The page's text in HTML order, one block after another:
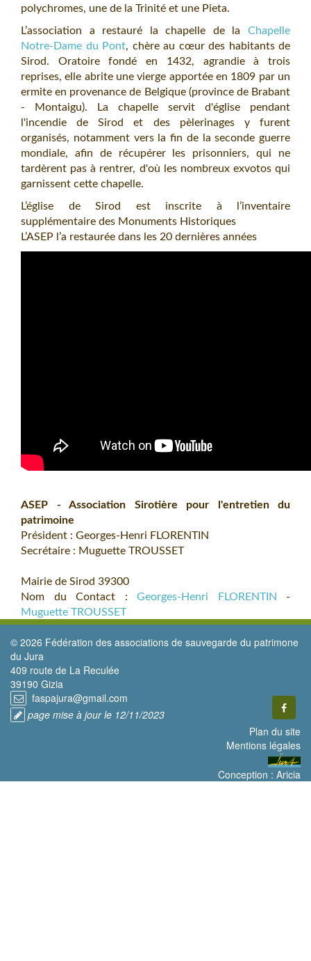
polychromes, une de la Trinité et une Pieta.
L’association a restauré la chapelle de la Chapelle
Notre-Dame du Pont, chère au cœur des habitants de
Sirod. Oratoire fondé en 1432, agrandie à trois
reprises, elle abrite une vierge apportée en 1809 par un
ermite en provenance de Belgique (province de Brabant
- Montaigu). La chapelle servit d'église pendant
l'incendie de Sirod et des pèlerinages y furent
organisés, notamment vers la fin de la seconde guerre
mondiale, afin de récupérer les prisonniers, qui ne
tardèrent pas à rentrer, d'où les nombreux exvotos qui
garnissent cette chapelle.
L’église de Sirod est inscrite à l’inventaire
supplémentaire des Monuments Historiques
L’ASEP l’a restaurée dans les 20 dernières années
ASEP - Association Sirotière pour l'entretien du
patrimoine
Président : Georges-Henri FLORENTIN
Secrétaire : Muguette TROUSSET
Mairie de Sirod 39300
Nom du Contact : Georges-Henri FLORENTIN -
Muguette TROUSSET
Téléphone : 06 08 66 79 40 - 06 89 22 91 29
© 2026 Fédération des associations de sauvegarde du patrimone
du Jura
409 route de La Reculée
39190 Gizia
faspajura@gmail.com
page mise à jour le 12/11/2023
Plan du site
Mentions légales
Conception : Aricia